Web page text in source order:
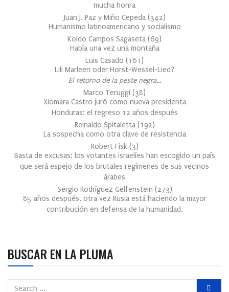
mucha honra
Juan J. Paz y Miño Cepeda (342)
Humanismo latinoamericano y socialismo
Koldo Campos Sagaseta (69)
Había una vez una montaña
Luis Casado (161 )
Lili Marleen oder Horst-Wessel-Lied?
El retorno de la peste negra…
Marco Teruggi (38)
Xiomara Castro juró como nueva presidenta
Honduras: el regreso 12 años después
Reinaldo Spitaletta (192)
La sospecha como otra clave de resistencia
Robert Fisk (3)
Basta de excusas: los votantes israelíes han escogido un país
que será espejo de los brutales regímenes de sus vecinos
árabes
Sergio Rodríguez Gelfenstein (273)
85 años después, otra vez Rusia está haciendo la mayor
contribución en defensa de la humanidad.
BUSCAR EN LA PLUMA